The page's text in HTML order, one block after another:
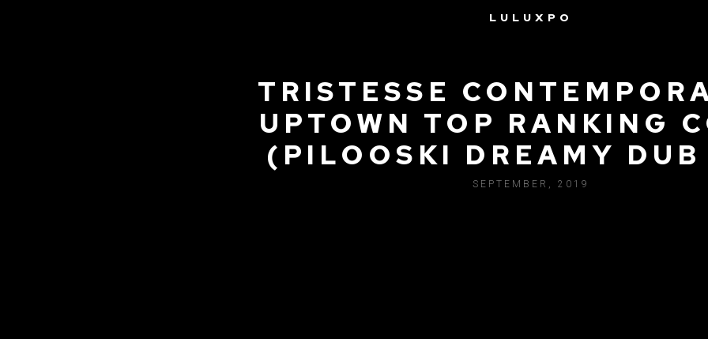
LULUXPO
TRISTESSE
UPTOWN TOP RANKING
(PILOOSKI DREAMY
SEPTEMBER, 2019